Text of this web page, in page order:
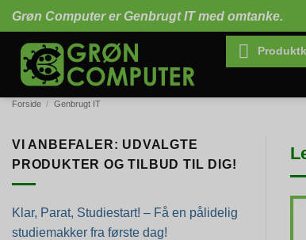
Fortsæt
til
indhold
Grøn Computer er Genbrugt IT med omtanke.
Forside / Genbrugt IT
VI ANBEFALER: UDVALGTE
PRODUKTER OG TILBUD TIL DIG!
Klar, Parat, Studiestart! – Få en pålidelig
studiemakker fra første dag!